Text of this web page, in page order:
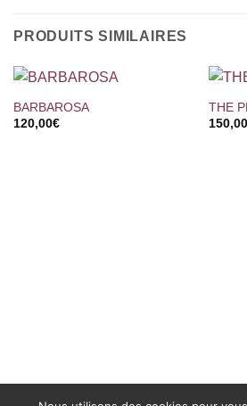
PRODUITS SIMILAIRES
BARBAROSA
120,00€
THE
150,00